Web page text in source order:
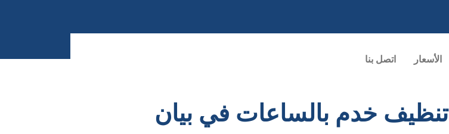
الأسعار اتصل بنا
تنظيف خدم بالساعات في بيان